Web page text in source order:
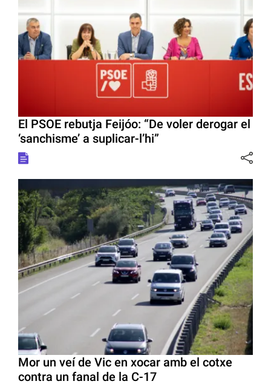
El PSOE rebutja Feijóo: “De voler derogar el
‘sanchisme’ a suplicar-l’hi”
Mor un veí de Vic en xocar amb el cotxe
contra un fanal de la C-17